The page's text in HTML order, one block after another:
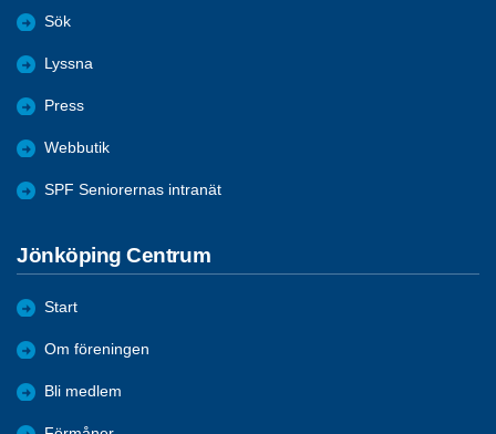
Sök
Lyssna
Press
Webbutik
SPF Seniorernas intranät
Jönköping Centrum
Start
Om föreningen
Bli medlem